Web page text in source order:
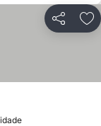
Partilhar